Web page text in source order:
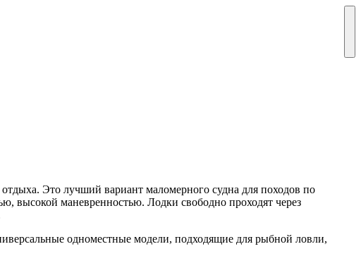
Это лучший вариант маломерного судна для походов по
высокой маневренностью. Лодки свободно проходят через
одноместные модели, подходящие для рыбной ловли,